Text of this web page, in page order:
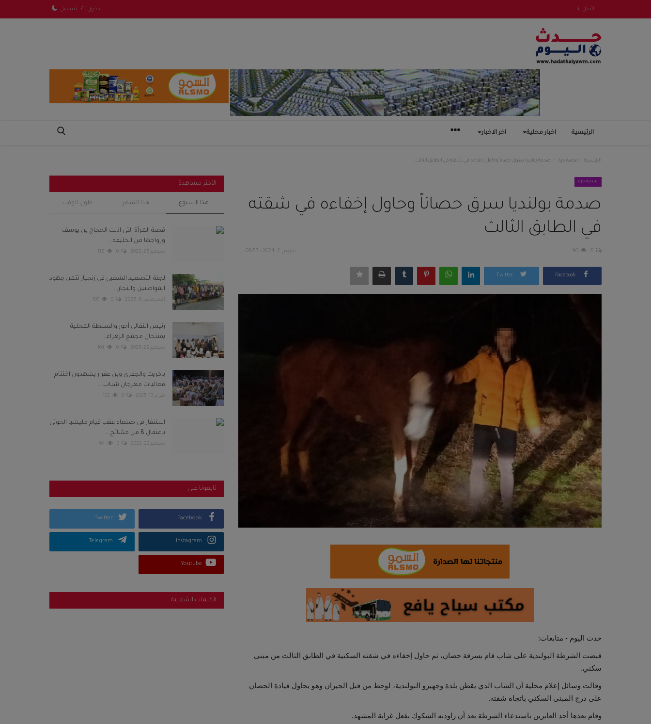
اتصل بنا دخول / تسجيل
الرئيسية اخبار محلية اخر الاخبار
الرئيسية منصة حرة صدمة بولنديا سرق حصاناً وحاول إخفاءه في شقته في الطابق الثالث
منصة حرة
صدمة بولنديا سرق حصاناً وحاول إخفاءه في شقته
في الطابق الثالث
مارس 2, 2024 - 09:57 0
90
Facebook
Twitter
حدث اليوم - متابعات:
قبضت الشرطة البولندية على شاب قام بسرقة حصان، ثم حاول إخفاءه في شقته السكنية في الطابق الثالث من مبنى
سكني.
وقالت وسائل إعلام محلية أن الشاب الذي يقطن بلدة وجهيرو البولندية، لوحظ من قبل الجيران وهو يحاول قيادة الحصان
على درج المبنى السكني باتجاه شقته.
وقام بعدها أحد العابرين باستدعاء الشرطة بعد أن راودته الشكوك بفعل غرابة المشهد.
الأكثر مشاهدة
هذا الاسبوع هذا الشهر طول الوقت
قصة المرأة التي اذلت الحجاج بن يوسف
وزواجها من الخليفة...
سبتمبر 28, 2022 0
116
لجنة التصعيد الشعبي في زنجبار تثمن جهود
المواطنين والتجار...
أغسطس 6, 2026 0
107
رئيس انتقالي أحور والسلطة المحلية
يفتتحان مجمع الزهراء...
سبتمبر 29, 2025 0
104
باكريت والجفري وبن عفرار يشهدون اختتام
فعاليات مهرجان شباب...
فبراير 13, 2025 0
102
استنفار في صنعاء عقب قيام مليشيا الحوثي
باعتقال 8 من مشائخ...
سبتمبر 22, 2022 0
94
تابعونا على
Facebook
Twitter
Instagram
Telegram
Youtube
الكلمات الشعبية